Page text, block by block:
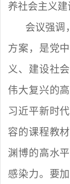
养社会主义建
会议强调
方案，是党
义、建设社
伟大复兴的
习近平新时
容的课程教
渊博的高水
感染力。要